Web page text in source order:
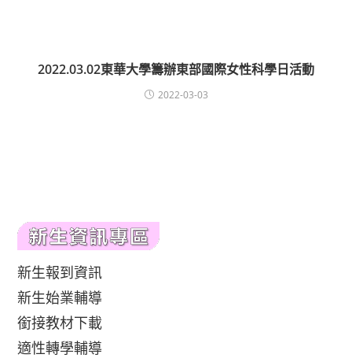
2022.03.02東華大學籌辦東部國際女性科學日活動
2022-03-03
新生報到資訊
新生始業輔導
銜接教材下載
適性轉學輔導